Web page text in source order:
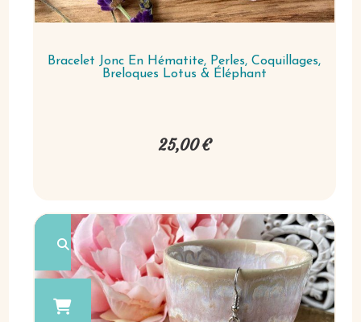
Bracelet Jonc En Hématite, Perles, Coquillages,
Breloques Lotus & Éléphant
25,00€